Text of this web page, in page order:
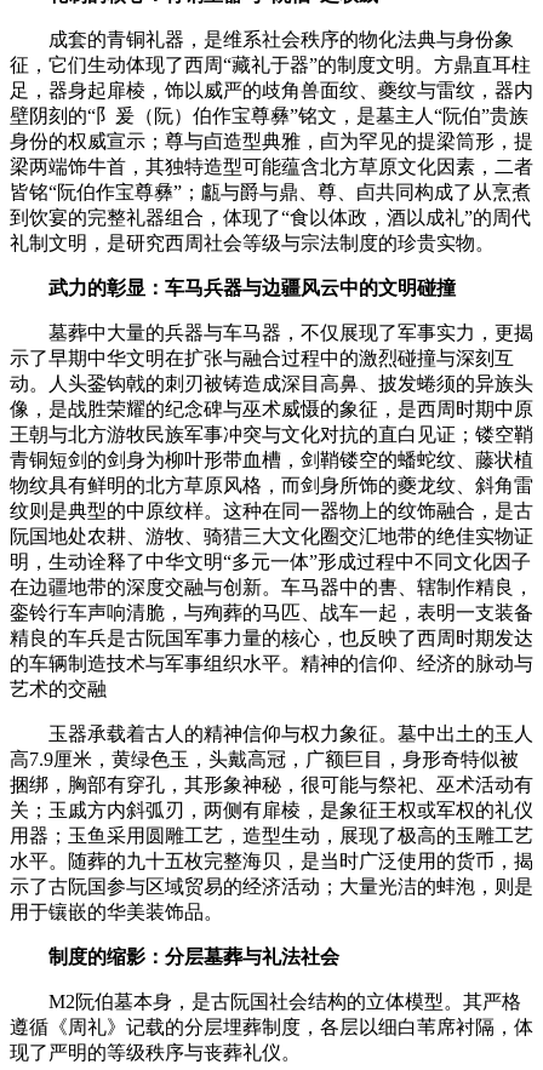
成套的青铜礼器，是维系社会秩序的物化法典与身份象
征，它们生动体现了西周“藏礼于器”的制度文明。方鼎直耳柱
足，器身起扉棱，饰以威严的歧角兽面纹、夔纹与雷纹，器内
壁阴刻的“阝爰（阮）伯作宝尊彝”铭文，是墓主人“阮伯”贵族
身份的权威宣示；尊与卣造型典雅，卣为罕见的提梁筒形，提
梁两端饰牛首，其独特造型可能蕴含北方草原文化因素，二者
皆铭“阮伯作宝尊彝”；甗与爵与鼎、尊、卣共同构成了从烹煮
到饮宴的完整礼器组合，体现了“食以体政，酒以成礼”的周代
礼制文明，是研究西周社会等级与宗法制度的珍贵实物。
武力的彰显：车马兵器与边疆风云中的文明碰撞
墓葬中大量的兵器与车马器，不仅展现了军事实力，更揭
示了早期中华文明在扩张与融合过程中的激烈碰撞与深刻互
动。人头銎钩戟的刺刃被铸造成深目高鼻、披发蜷须的异族头
像，是战胜荣耀的纪念碑与巫术威慑的象征，是西周时期中原
王朝与北方游牧民族军事冲突与文化对抗的直白见证；镂空鞘
青铜短剑的剑身为柳叶形带血槽，剑鞘镂空的蟠蛇纹、藤状植
物纹具有鲜明的北方草原风格，而剑身所饰的夔龙纹、斜角雷
纹则是典型的中原纹样。这种在同一器物上的纹饰融合，是古
阮国地处农耕、游牧、骑猎三大文化圈交汇地带的绝佳实物证
明，生动诠释了中华文明“多元一体”形成过程中不同文化因子
在边疆地带的深度交融与创新。车马器中的軎、辖制作精良，
銮铃行车声响清脆，与殉葬的马匹、战车一起，表明一支装备
精良的车兵是古阮国军事力量的核心，也反映了西周时期发达
的车辆制造技术与军事组织水平。精神的信仰、经济的脉动与
艺术的交融
玉器承载着古人的精神信仰与权力象征。墓中出土的玉人
高7.9厘米，黄绿色玉，头戴高冠，广额巨目，身形奇特似被
捆绑，胸部有穿孔，其形象神秘，很可能与祭祀、巫术活动有
关；玉戚方内斜弧刃，两侧有扉棱，是象征王权或军权的礼仪
用器；玉鱼采用圆雕工艺，造型生动，展现了极高的玉雕工艺
水平。随葬的九十五枚完整海贝，是当时广泛使用的货币，揭
示了古阮国参与区域贸易的经济活动；大量光洁的蚌泡，则是
用于镶嵌的华美装饰品。
制度的缩影：分层墓葬与礼法社会
M2阮伯墓本身，是古阮国社会结构的立体模型。其严格
遵循《周礼》记载的分层埋葬制度，各层以细白苇席衬隔，体
现了严明的等级秩序与丧葬礼仪。